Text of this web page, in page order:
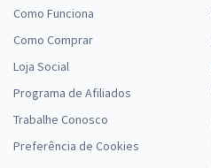
Como Funciona
Como Comprar
Loja Social
Programa de Afiliados
Trabalhe Conosco
Preferência de Cookies